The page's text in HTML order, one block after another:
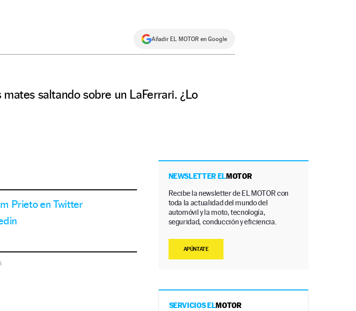
Añadir EL MOTOR en Google
saltando sobre un LaFerrari. ¿Lo
Prieto en Twitter
NEWSLETTER ELMOTOR
Recibe la newsletter de EL MOTOR con
toda la actualidad del mundo del
automóvil y la moto, tecnología,
seguridad, conducción y eficiencia.
APÚNTATE
SERVICIOS ELMOTOR